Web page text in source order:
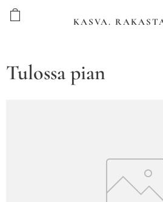
KASVA.
Tulossa pian